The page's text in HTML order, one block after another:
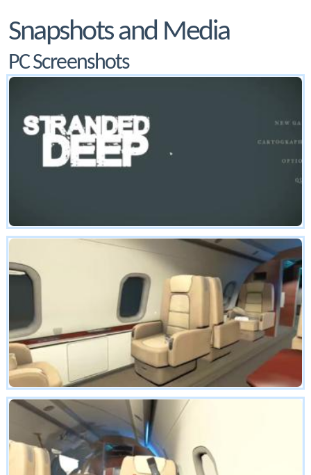
Snapshots and Media
PC Screenshots